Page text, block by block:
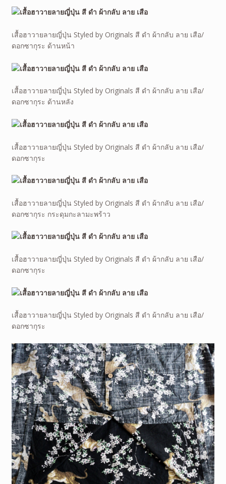
เสื้อฮาวายลายญี่ปุ่น Styled by Originals สี ดำ ผ้ากลับ ลาย เสือ/
ดอกซากุระ ด้านหน้า
เสื้อฮาวายลายญี่ปุ่น Styled by Originals สี ดำ ผ้ากลับ ลาย เสือ/
ดอกซากุระ ด้านหลัง
เสื้อฮาวายลายญี่ปุ่น Styled by Originals สี ดำ ผ้ากลับ ลาย เสือ/
ดอกซากุระ
เสื้อฮาวายลายญี่ปุ่น Styled by Originals สี ดำ ผ้ากลับ ลาย เสือ/
ดอกซากุระ กระดุมกะลามะพร้าว
เสื้อฮาวายลายญี่ปุ่น Styled by Originals สี ดำ ผ้ากลับ ลาย เสือ/
ดอกซากุระ
เสื้อฮาวายลายญี่ปุ่น Styled by Originals สี ดำ ผ้ากลับ ลาย เสือ/
ดอกซากุระ